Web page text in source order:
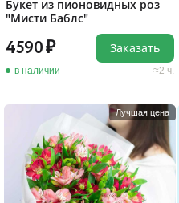
Букет из пионовидных роз
"Мисти Баблс"
4590
в наличии 2 ч.
Заказать
Лучшая цена